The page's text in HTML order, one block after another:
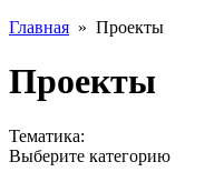
Главная » Проекты
Проекты
Тематика:
Выберите категорию